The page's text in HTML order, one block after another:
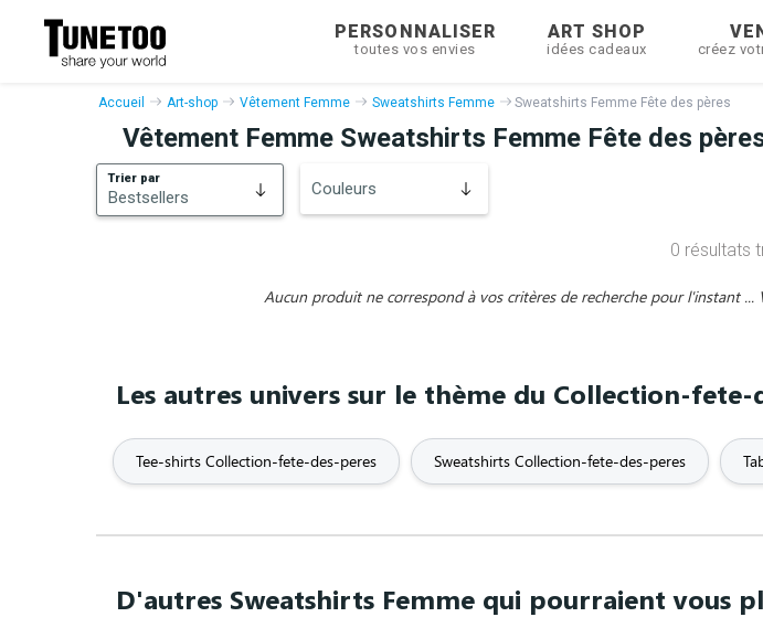
PERSONNALISER
toutes vos envies
ART SHOP
idées cadeaux créez
Accueil Art-shop Vêtement Femme Sweatshirts Femme Sweatshirts Femme Fête des pères
Vêtement Femme Sweatshirts Femme Fête des
Trier par
Bestsellers Couleurs
0 résultats
Aucun produit ne correspond à vos critères de recherche pour l'instant ...
Les autres univers sur le thème du Collection-fete-
Tee-shirts Collection-fete-des-peres Sweatshirts Collection-fete-des-peres
D'autres Sweatshirts Femme qui pourraient vous